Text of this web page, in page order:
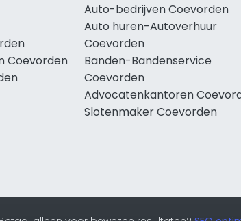
Coevorden
Auto-bedrijven Coevorden
Auto huren-Autoverhuur
Coevorden
Banden-Bandenservice
Coevorden
Advocatenkantoren
Slotenmaker Coevorden